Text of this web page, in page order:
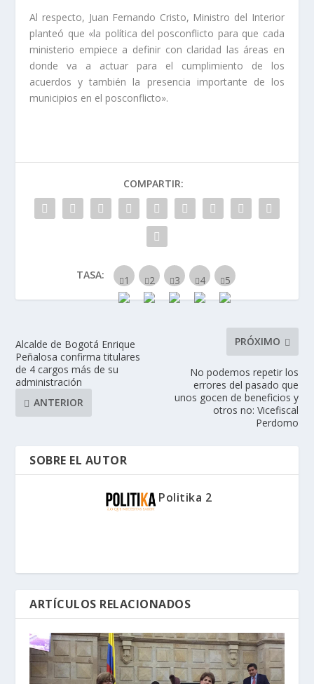
Al respecto, Juan Fernando Cristo, Ministro del Interior
planteó que «la política del posconflicto para que cada
ministerio empiece a definir con claridad las áreas en
donde va a actuar para el cumplimiento de los
acuerdos y también la presencia importante de los
municipios en el posconflicto».
COMPARTIR:
TASA:
Alcalde de Bogotá Enrique
Peñalosa confirma titulares
de 4 cargos más de su
administración
ANTERIOR
PRÓXIMO
No podemos repetir los
errores del pasado que
unos gocen de beneficios y
otros no: Vicefiscal
Perdomo
SOBRE EL AUTOR
Politika 2
ARTÍCULOS RELACIONADOS